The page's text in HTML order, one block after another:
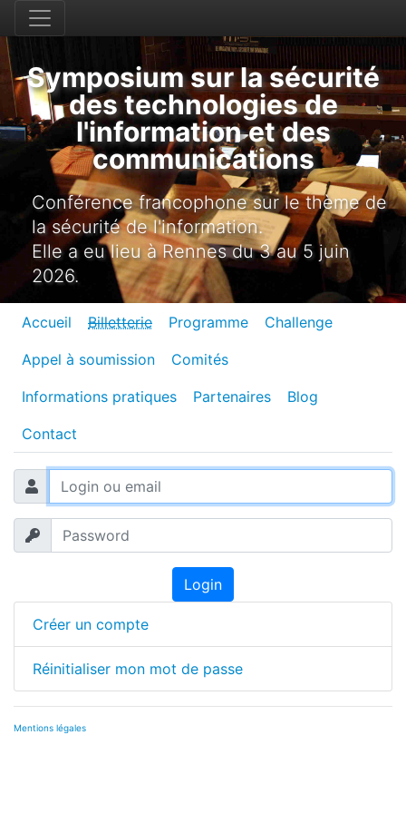
Symposium sur la sécurité
des technologies de
l'information et des
communications
Conférence francophone sur le thème de
la sécurité de l'information.
Elle a eu lieu à Rennes du 3 au 5 juin
2026.
Accueil Billetterie Programme Challenge
Appel à soumission Comités
Informations pratiques Partenaires Blog
Contact
Login
Créer un compte
Réinitialiser mon mot de passe
Mentions légales